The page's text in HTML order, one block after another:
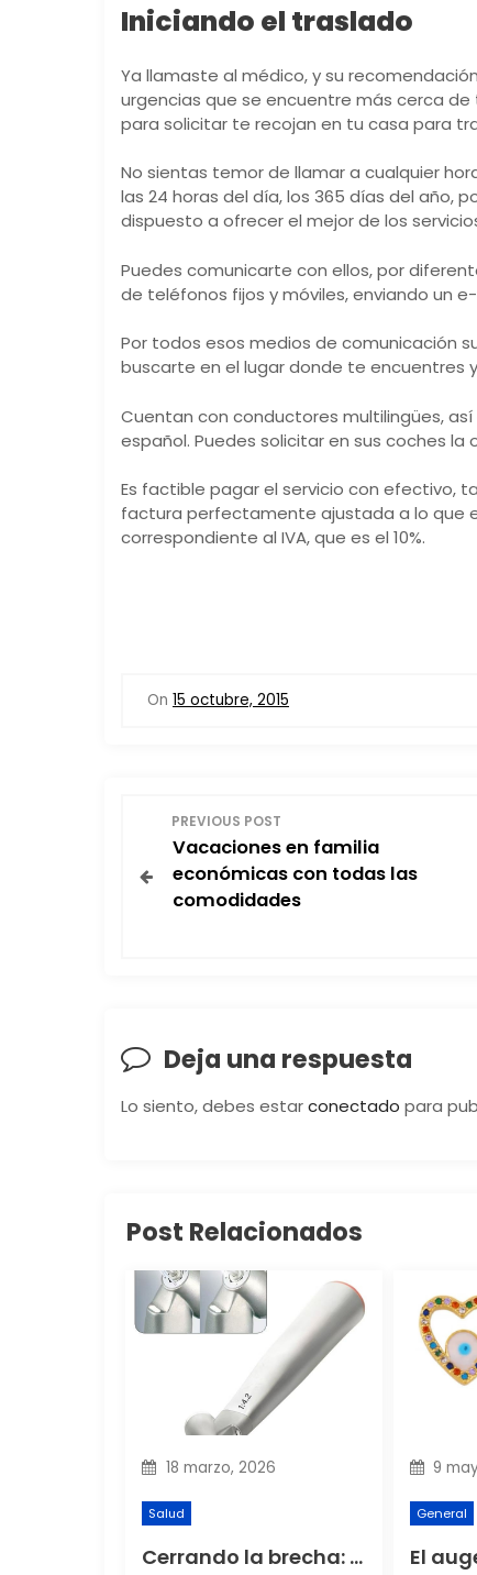
Iniciando el traslado
Ya llamaste al médico, y su
urgencias que se encuentre más cerca
para solicitar te recojan en tu casa para
No sientas temor de llamar a cualquier
las 24 horas del día, los 365 días del año,
dispuesto a ofrecer el mejor de los
Puedes comunicarte con ellos, por
de teléfonos fijos y móviles, enviando un
Por todos esos medios de comunicación
buscarte en el lugar donde te encuentres
Cuentan con conductores multilingües,
español. Puedes solicitar en sus coches la
Es factible pagar el servicio con efectivo,
factura perfectamente ajustada a lo que
correspondiente al IVA, que es el 10%.
On 15 octubre, 2015
a
a
c
ó
n
d
n
PREVIOUS POST
Vacaciones en familia
económicas con todas las
comodidades
Deja una respuesta
Lo siento, debes estarconectado para
Post Relacionados
18 marzo, 2026
Salud
Cerrando la brecha: Cómo las piezas de mano modernas impulsan el flujo de trabajo digital CAD/CAM
9
General